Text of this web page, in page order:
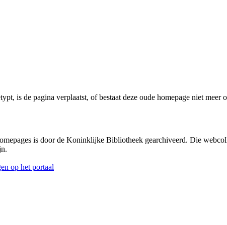
is de pagina verplaatst, of bestaat deze oude homepage niet meer
is door de Koninklijke Bibliotheek gearchiveerd. Die
op het portaal